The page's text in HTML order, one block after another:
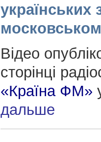
українських
Відео
сторінці
«Країна ФМ»
дальше